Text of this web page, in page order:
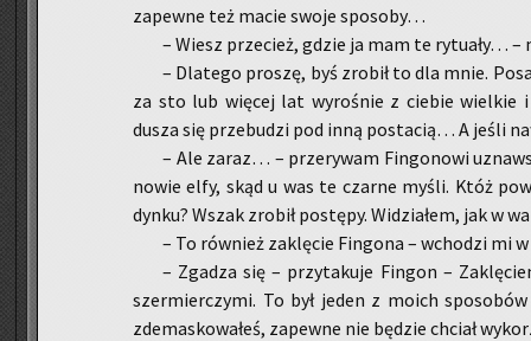
za­pew­ne też macie swoje spo­so­by…
– Wiesz prze­cież, gdzie ja mam te ry­tu­ały… –
– Dla­te­go pro­szę, byś zro­bił to dla mnie.
za sto lub wię­cej lat wy­ro­śnie z cie­bie wiel­kie
dusza się prze­bu­dzi pod inną po­sta­cią… A jeśli
– Ale zaraz… – prze­ry­wam Fin­go­no­wi
no­wie elfy, skąd u was te czar­ne myśli. Któż
dyn­ku? Wszak zro­bił po­stę­py. Wi­dzia­łem, jak w
– To rów­nież za­klę­cie Fin­go­na – wcho­dzi mi w
– Zga­dza się – przy­ta­ku­je Fin­gon –
szer­mier­czy­mi. To był jeden z moich
zde­ma­sko­wa­łeś, za­pew­ne nie bę­dzie chciał